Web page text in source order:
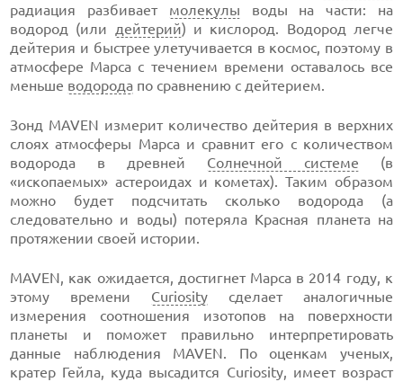
радиация разбивает молекулы воды на части: на
водород (или дейтерий) и кислород. Водород легче
дейтерия и быстрее улетучивается в космос, поэтому в
атмосфере Марса с течением времени оставалось все
меньше водорода по сравнению с дейтерием.
Зонд MAVEN измерит количество дейтерия в верхних
слоях атмосферы Марса и сравнит его с количеством
водорода в древней Солнечной системе (в
«ископаемых» астероидах и кометах). Таким образом
можно будет подсчитать сколько водорода (а
следовательно и воды) потеряла Красная планета на
протяжении своей истории.
MAVEN, как ожидается, достигнет Марса в 2014 году, к
этому времени Curiosity сделает аналогичные
измерения соотношения изотопов на поверхности
планеты и поможет правильно интерпретировать
данные наблюдения MAVEN. По оценкам ученых,
кратер Гейла, куда высадится Curiosity, имеет возраст